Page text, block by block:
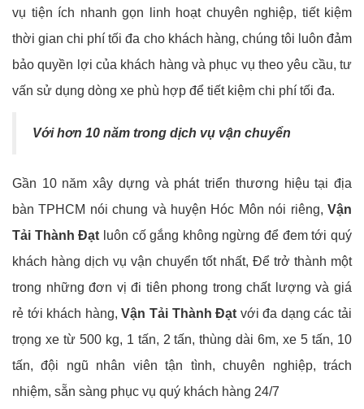
vụ tiện ích nhanh gọn linh hoạt chuyên nghiệp, tiết kiệm
thời gian chi phí tối đa cho khách hàng, chúng tôi luôn đảm
bảo quyền lợi của khách hàng và phục vụ theo yêu cầu, tư
vấn sử dụng dòng xe phù hợp để tiết kiệm chi phí tối đa.
Với hơn 10 năm trong dịch vụ vận chuyển
Gần 10 năm xây dựng và phát triển thương hiệu tại địa
bàn TPHCM nói chung và huyện Hóc Môn nói riêng, Vận
Tải Thành Đạt luôn cố gắng không ngừng để đem tới quý
khách hàng dịch vụ vận chuyển tốt nhất, Để trở thành một
trong những đơn vị đi tiên phong trong chất lượng và giá
rẻ tới khách hàng,Vận Tải Thành Đạt với đa dạng các tải
trọng xe từ 500 kg, 1 tấn, 2 tấn, thùng dài 6m, xe 5 tấn, 10
tấn, đội ngũ nhân viên tận tình, chuyên nghiệp, trách
nhiệm, sẵn sàng phục vụ quý khách hàng 24/7